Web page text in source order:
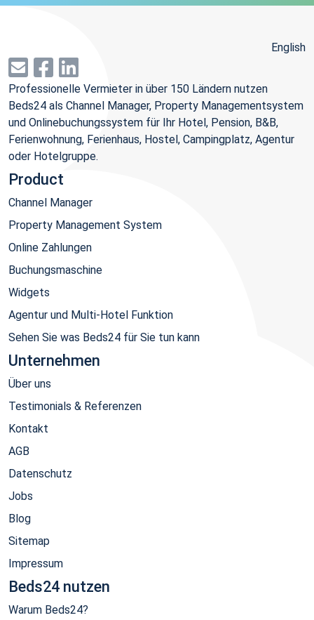
English
Professionelle Vermieter in über 150 Ländern nutzen
Beds24 als Channel Manager, Property Managementsystem
und Onlinebuchungssystem für Ihr Hotel, Pension, B&B,
Ferienwohnung, Ferienhaus, Hostel, Campingplatz, Agentur
oder Hotelgruppe.
Product
Channel Manager
Property Management System
Online Zahlungen
Buchungsmaschine
Widgets
Agentur und Multi-Hotel Funktion
Sehen Sie was Beds24 für Sie tun kann
Unternehmen
Über uns
Testimonials & Referenzen
Kontakt
AGB
Datenschutz
Jobs
Blog
Sitemap
Impressum
Beds24 nutzen
Warum Beds24?